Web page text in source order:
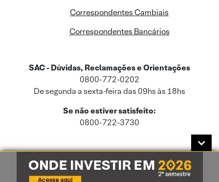
Correspondentes Cambiais
Correspondentes Bancários
SAC - Dúvidas, Reclamações e Orientações
0800-772-0202
De segunda a sexta-feira das 09hs às 18hs
Se não estiver satisfeito:
0800-722-3730
Este site usa cookies e dados pessoais de acordo com a nossaPolítica de
Cookies
e a nossaPolítica de Privacidade.